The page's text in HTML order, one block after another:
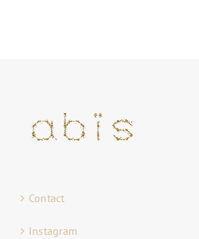
Contact
Instagram